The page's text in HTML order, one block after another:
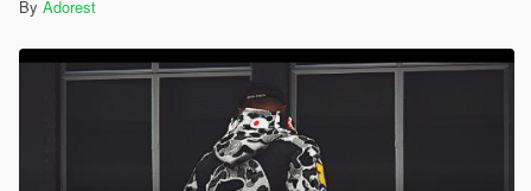
By Adorest